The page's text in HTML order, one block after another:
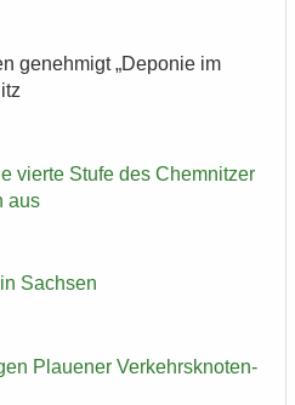
ge­neh­migt „De­po­nie im
vier­te Stufe des Chem­nit­zer
aus
Sach­sen
Plaue­ner Ver­kehrs­kno­ten­